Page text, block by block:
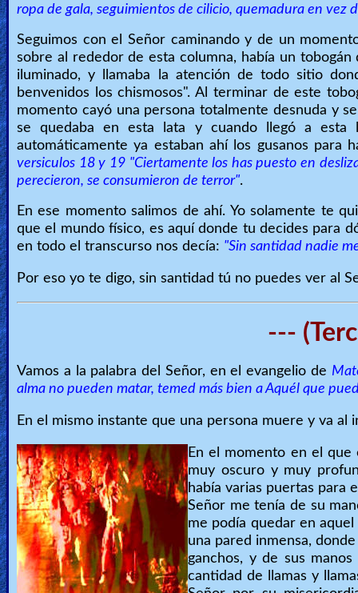
ropa de gala, seguimientos de cilicio, quemadura en vez
Seguimos con el Señor caminando y de un
sobre al rededor de esta columna, había un
iluminado, y llamaba la atención de todo sitio
benvenidos los chismosos". Al terminar de este
momento cayó una persona totalmente desnuda y
se quedaba en esta lata y cuando llegó a esta
automáticamente ya estaban ahí los gusanos
versiculos 18 y 19 "Ciertamente los has puesto en
perecieron, se consumieron de terror".
En ese momento salimos de ahí. Yo solamente te
que el mundo físico, es aquí donde tu decides para
en todo el transcurso nos decía: "Sin santidad nadie
Por eso yo te digo, sin santidad tú no puedes ver al
---
Vamos a la palabra del Señor, en el evangelio de
alma no pueden matar, temed más bien a Aquél que
En el mismo instante que una persona muere y va
En el momento en el que
muy oscuro y muy
había varias puertas para
Señor me tenía de su
me podía quedar en
una pared inmensa,
ganchos, y de sus
cantidad de llamas y